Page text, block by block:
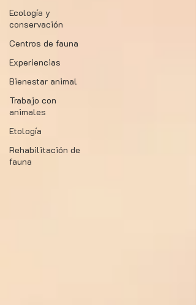
Ecología y
conservación
Centros de fauna
Experiencias
Bienestar animal
Trabajo con
animales
Etología
Rehabilitación de
fauna